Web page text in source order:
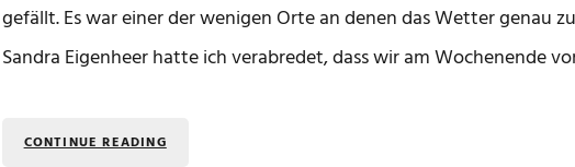
gefällt. Es war einer der wenigen Orte an denen das Wetter genau
Sandra Eigenheer hatte ich verabredet, dass wir am Wochenende
CONTINUE READING